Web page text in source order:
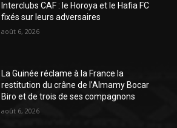
Interclubs CAF : le Horoya et le Hafia FC
fixés sur leurs adversaires
août 6, 2026
La Guinée réclame à la France la
restitution du crâne de l’Almamy Bocar
Biro et de trois de ses compagnons
août 6, 2026